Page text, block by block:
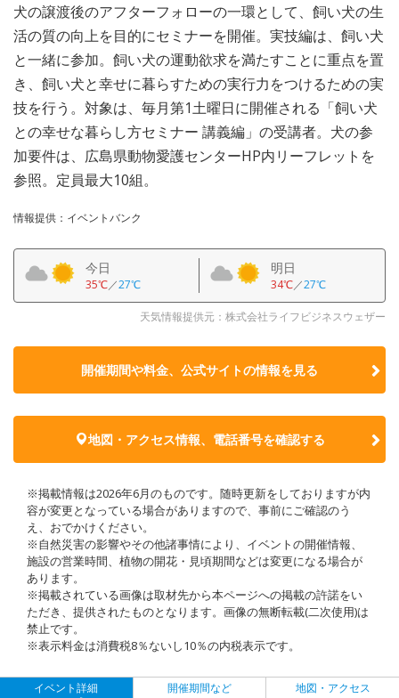
犬の譲渡後のアフターフォローの一環として、飼い犬の生
活の質の向上を目的にセミナーを開催。実技編は、飼い犬
と一緒に参加。飼い犬の運動欲求を満たすことに重点を置
き、飼い犬と幸せに暮らすための実行力をつけるための実
技を行う。対象は、毎月第1土曜日に開催される「飼い犬
との幸せな暮らし方セミナー 講義編」の受講者。犬の参
加要件は、広島県動物愛護センターHP内リーフレットを
参照。定員最大10組。
情報提供：イベントバンク
今日
35℃／27℃
明日
34℃／27℃
天気情報提供元：株式会社ライフビジネスウェザー
開催期間や料金、公式サイトの情報を見る
地図・アクセス情報、電話番号を確認する
※掲載情報は2026年6月のものです。随時更新をしておりますが内
容が変更となっている場合がありますので、事前にご確認のう
え、おでかけください。
※自然災害の影響やその他諸事情により、イベントの開催情報、
施設の営業時間、植物の開花・見頃期間などは変更になる場合が
あります。
※掲載されている画像は取材先から本ページへの掲載の許諾をい
ただき、提供されたものとなります。画像の無断転載(二次使用)は
禁止です。
※表示料金は消費税8％ないし10％の内税表示です。
イベント詳細
開催期間など 地図・アクセス